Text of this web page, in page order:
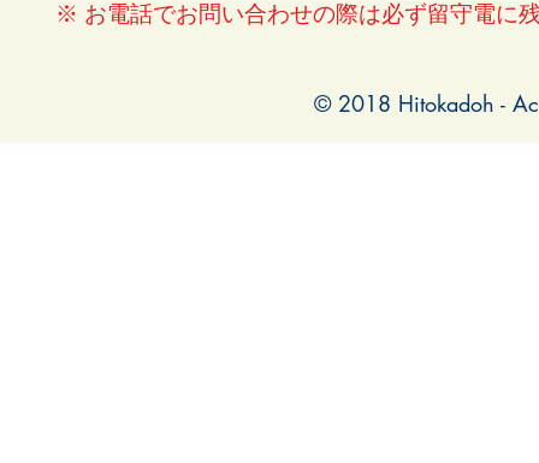
※ お電話でお問い合わせの際は必ず留守電に
© 2018 Hitokadoh -